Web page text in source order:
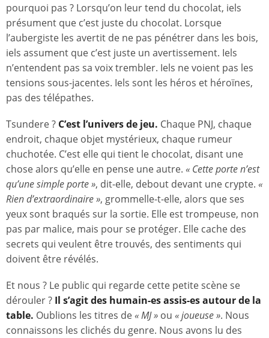
pourquoi pas ? Lorsqu’on leur tend du chocolat, iels
présument que c’est juste du chocolat. Lorsque
l’aubergiste les avertit de ne pas pénétrer dans les bois,
iels assument que c’est juste un avertissement. Iels
n’entendent pas sa voix trembler. Iels ne voient pas les
tensions sous-jacentes. Iels sont les héros et héroïnes,
pas des télépathes.
Tsundere ? C’est l’univers de jeu. Chaque PNJ, chaque
endroit, chaque objet mystérieux, chaque rumeur
chuchotée. C’est elle qui tient le chocolat, disant une
chose alors qu’elle en pense une autre. « Cette porte n’est
qu’une simple porte », dit-elle, debout devant une crypte. «
Rien d’extraordinaire », grommelle-t-elle, alors que ses
yeux sont braqués sur la sortie. Elle est trompeuse, non
pas par malice, mais pour se protéger. Elle cache des
secrets qui veulent être trouvés, des sentiments qui
doivent être révélés.
Et nous ? Le public qui regarde cette petite scène se
dérouler ? Il s’agit des humain-es assis-es autour de la
table. Oublions les titres de« MJ » ou « joueuse ». Nous
connaissons les clichés du genre. Nous avons lu des